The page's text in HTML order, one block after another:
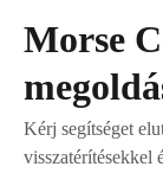
Morse
Kérj segítséget
visszatérítésekkel